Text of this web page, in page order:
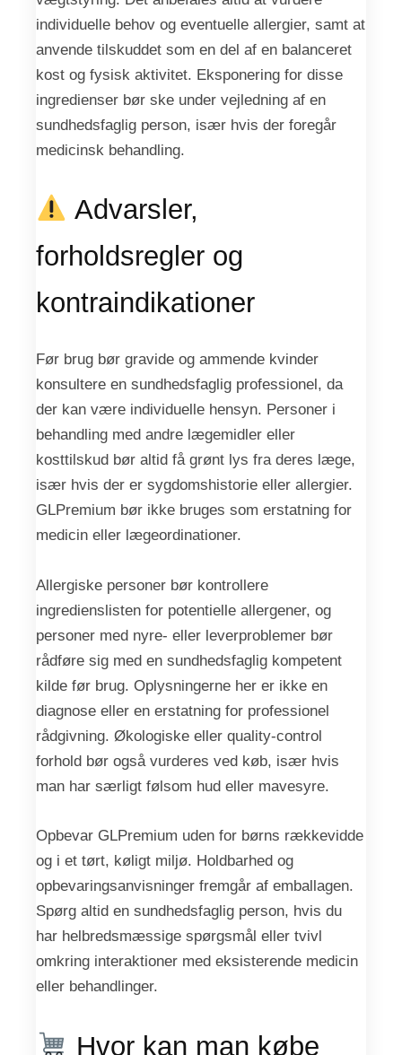
individuelle behov og eventuelle allergier, samt at
anvende tilskuddet som en del af en balanceret
kost og fysisk aktivitet. Eksponering for disse
ingredienser bør ske under vejledning af en
sundhedsfaglig person, især hvis der foregår
medicinsk behandling.
Advarsler,
forholdsregler og
kontraindikationer
Før brug bør gravide og ammende kvinder
konsultere en sundhedsfaglig professionel, da
der kan være individuelle hensyn. Personer i
behandling med andre lægemidler eller
kosttilskud bør altid få grønt lys fra deres læge,
især hvis der er sygdomshistorie eller allergier.
GLPremium bør ikke bruges som erstatning for
medicin eller lægeordinationer.
Allergiske personer bør kontrollere
ingredienslisten for potentielle allergener, og
personer med nyre- eller leverproblemer bør
rådføre sig med en sundhedsfaglig kompetent
kilde før brug. Oplysningerne her er ikke en
diagnose eller en erstatning for professionel
rådgivning. Økologiske eller quality-control
forhold bør også vurderes ved køb, især hvis
man har særligt følsom hud eller mavesyre.
Opbevar GLPremium uden for børns rækkevidde
og i et tørt, køligt miljø. Holdbarhed og
opbevaringsanvisninger fremgår af emballagen.
Spørg altid en sundhedsfaglig person, hvis du
har helbredsmæssige spørgsmål eller tvivl
omkring interaktioner med eksisterende medicin
eller behandlinger.
Hvor kan man købe